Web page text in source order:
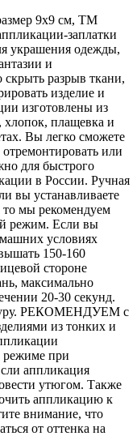
9х9 см, ТМ
заплатки
украшения одежды,
и
разрыв ткани,
изделие и
изготовлены из
хлопок, плащевка и
Вы легко сможете
или
для быстрого
в России. Ручная
вы устанавливаете
мы рекомендуем
режим. Если вы
условиях
150-160
стороне
максимально
20-30 секунд.
РЕКОМЕНДУЕМ с
из тонких и
режиме при
аппликация
утюгом. Также
аппликацию к
внимание, что
от оттенка на